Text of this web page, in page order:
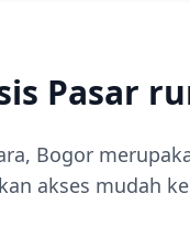
Pasar
Bogor
akses mudah